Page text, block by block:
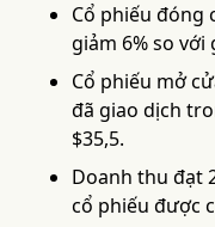
Cổ phiếu đóng
giảm 6% so với
Cổ phiếu mở
đã giao dịch
$35,5.
Doanh thu đạt
cổ phiếu được